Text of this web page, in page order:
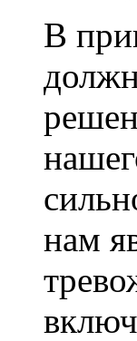
В
нам